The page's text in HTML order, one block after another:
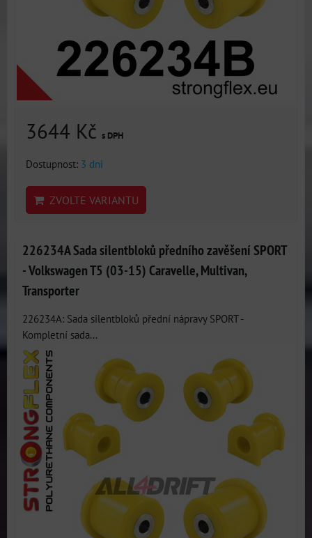
3644 Kč s DPH
Dostupnost: 3 dni
ZVOLTE VARIANTU
226234A Sada silentbloků předního zavěšení SPORT
- Volkswagen T5 (03-15) Caravelle, Multivan,
Transporter
226234A: Sada silentbloků přední nápravy SPORT -
Kompletní sada...